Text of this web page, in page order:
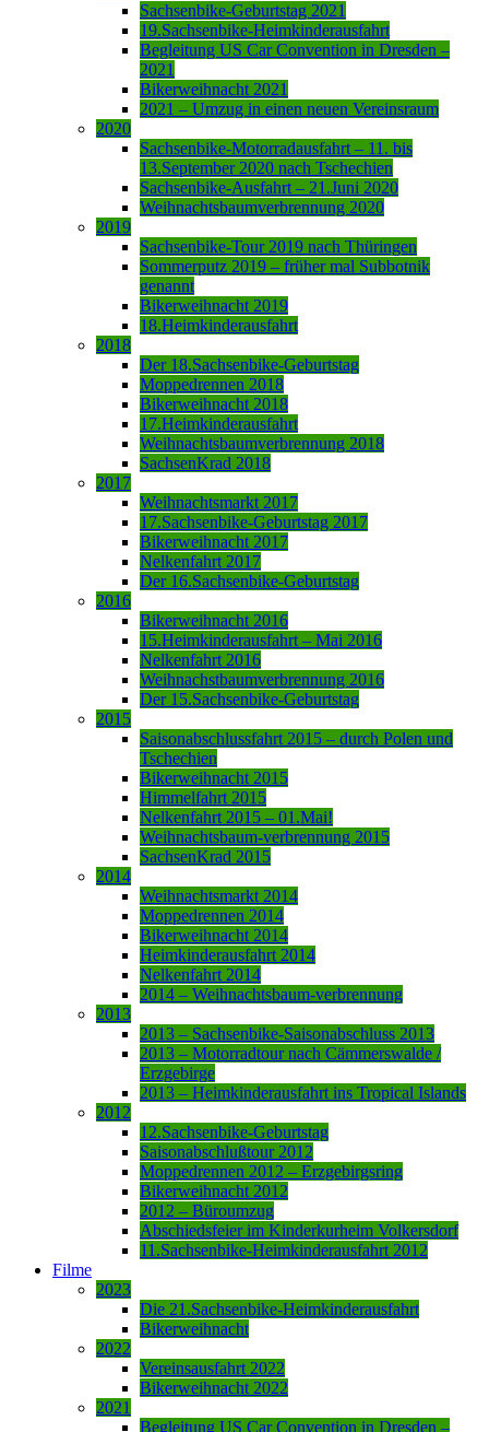
Sachsenbike-Geburtstag 2021
19.Sachsenbike-Heimkinderausfahrt
Begleitung US Car Convention in Dresden –
2021
Bikerweihnacht 2021
2021 – Umzug in einen neuen Vereinsraum
2020
Sachsenbike-Motorradausfahrt – 11. bis
13.September 2020 nach Tschechien
Sachsenbike-Ausfahrt – 21.Juni 2020
Weihnachtsbaumverbrennung 2020
2019
Sachsenbike-Tour 2019 nach Thüringen
Sommerputz 2019 – früher mal Subbotnik
genannt
Bikerweihnacht 2019
18.Heimkinderausfahrt
2018
Der 18.Sachsenbike-Geburtstag
Moppedrennen 2018
Bikerweihnacht 2018
17.Heimkinderausfahrt
Weihnachtsbaumverbrennung 2018
SachsenKrad 2018
2017
Weihnachtsmarkt 2017
17.Sachsenbike-Geburtstag 2017
Bikerweihnacht 2017
Nelkenfahrt 2017
Der 16.Sachsenbike-Geburtstag
2016
Bikerweihnacht 2016
15.Heimkinderausfahrt – Mai 2016
Nelkenfahrt 2016
Weihnachstbaumverbrennung 2016
Der 15.Sachsenbike-Geburtstag
2015
Saisonabschlussfahrt 2015 – durch Polen und
Tschechien
Bikerweihnacht 2015
Himmelfahrt 2015
Nelkenfahrt 2015 – 01.Mai!
Weihnachtsbaum-verbrennung 2015
SachsenKrad 2015
2014
Weihnachtsmarkt 2014
Moppedrennen 2014
Bikerweihnacht 2014
Heimkinderausfahrt 2014
Nelkenfahrt 2014
2014 – Weihnachtsbaum-verbrennung
2013
2013 – Sachsenbike-Saisonabschluss 2013
2013 – Motorradtour nach Cämmerswalde /
Erzgebirge
2013 – Heimkinderausfahrt ins Tropical Islands
2012
12.Sachsenbike-Geburtstag
Saisonabschlußtour 2012
Moppedrennen 2012 – Erzgebirgsring
Bikerweihnacht 2012
2012 – Büroumzug
Abschiedsfeier im Kinderkurheim Volkersdorf
11.Sachsenbike-Heimkinderausfahrt 2012
Filme
2023
Die 21.Sachsenbike-Heimkinderausfahrt
Bikerweihnacht
2022
Vereinsausfahrt 2022
Bikerweihnacht 2022
2021
Begleitung US Car Convention in Dresden –